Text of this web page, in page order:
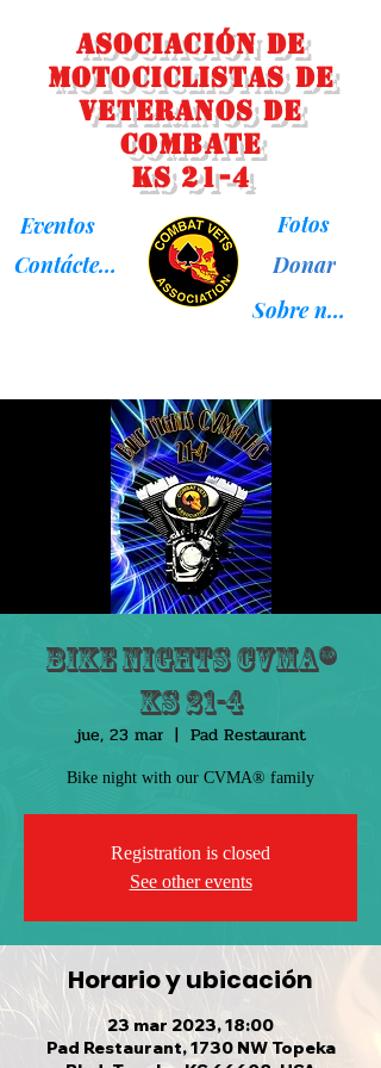
Asociación de
Motociclistas de
Veteranos de
Combate
KS 21-4
Eventos
Contáctenos
Fotos
Donar
Sobre nosotros
Bike Nights CVMA®
KS 21-4
jue, 23 mar
  |
Pad Restaurant
Bike night with our CVMA® family
Registration is closed
See other events
Horario y ubicación
23 mar 2023, 18:00
Pad Restaurant, 1730 NW Topeka